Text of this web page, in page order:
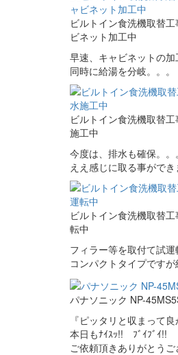
ビルトイン食洗機取替
ビネット加工中
早速、キャビネットの
同時に給湯を分岐。。。
ビルトイン食洗機取替
施工中
今度は、排水も確保。
ええ感じに取る事ができ
ビルトイン食洗機取替
転中
フィラー等を取付て試運
コンパクトタイプです
パナソニック NP-
『ピッタリと収まって
本日もﾅｲｽｯ!! ﾌﾞｲﾌﾞｲ!!
ご依頼頂きありがとう